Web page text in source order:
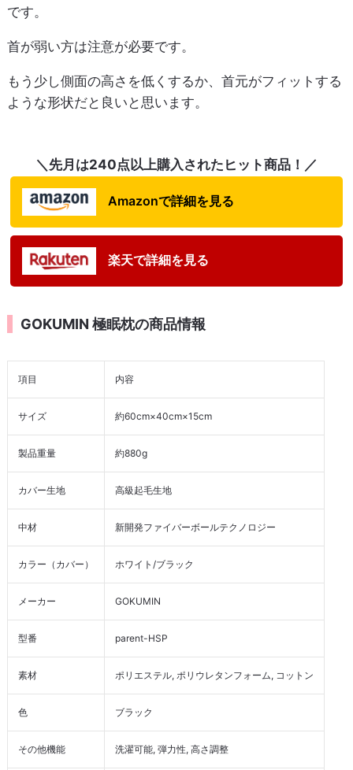
です。
首が弱い方は注意が必要です。
もう少し側面の高さを低くするか、首元がフィットする
ような形状だと良いと思います。
＼先月は240点以上購入されたヒット商品！／
Amazonで詳細を見る
楽天で詳細を見る
GOKUMIN 極眠枕の商品情報
項目 内容
サイズ 約60cm×40cm×15cm
製品重量 約880g
カバー生地 高級起毛生地
中材 新開発ファイバーボールテクノロジー
カラー（カバー） ホワイト/ブラック
メーカー GOKUMIN
型番 parent-HSP
素材 ポリエステル, ポリウレタンフォーム, コットン
色 ブラック
その他機能 洗濯可能, 弾力性, 高さ調整